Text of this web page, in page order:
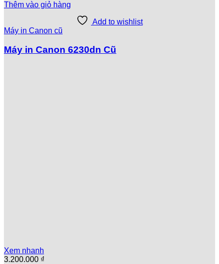
Thêm vào giỏ hàng
Add to wishlist
Máy in Canon cũ
Máy in Canon 6230dn Cũ
Xem nhanh
3.200.000 ₫